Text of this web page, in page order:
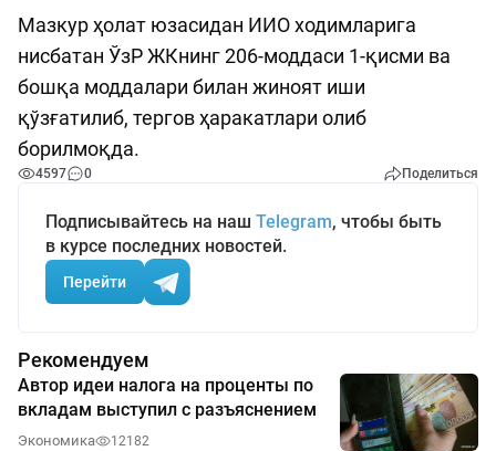
Мазкур ҳолат юзасидан ИИО ходимларига
нисбатан ЎзР ЖКнинг 206-моддаси 1-қисми ва
бошқа моддалари билан жиноят иши
қўзғатилиб, тергов ҳаракатлари олиб
борилмоқда.
4597 0 Поделиться
Подписывайтесь на наш Telegram, чтобы быть
в курсе последних новостей.
Перейти
Рекомендуем
Автор идеи налога на проценты по
вкладам выступил с разъяснением
Экономика 12182